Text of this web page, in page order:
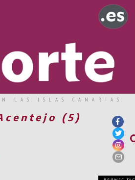
LAS ISLAS CANARIAS
(5)